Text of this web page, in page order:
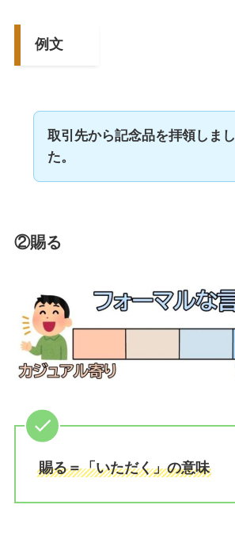
例文
取引先から記念品を拝領しまし
た。
②賜る
賜る＝「いただく」の意味